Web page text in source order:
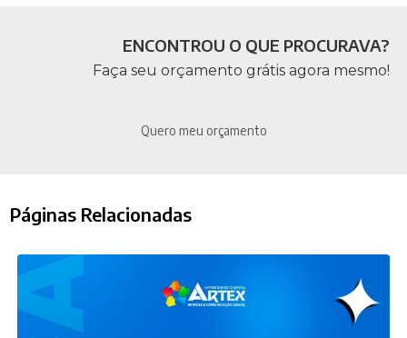
ENCONTROU O QUE PROCURAVA?
Faça seu orçamento grátis agora mesmo!
Quero meu orçamento
Páginas Relacionadas